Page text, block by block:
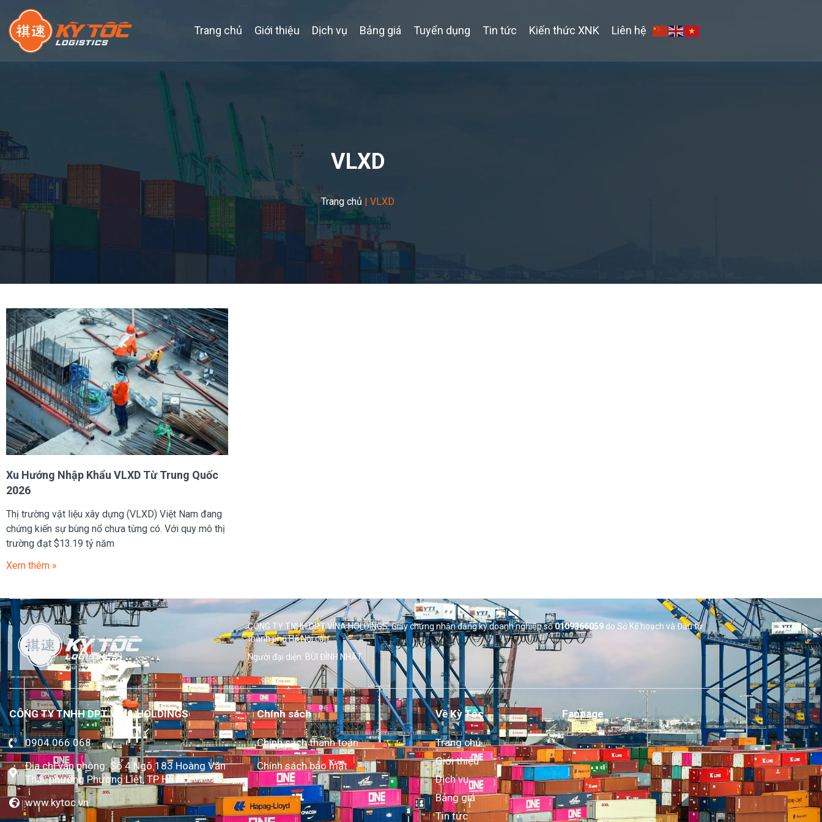
Trang chủ Giới thiệu Dịch vụ Bảng giá Tuyển dụng Tin tức Kiến thức XNK Liên hệ
VLXD
Trang chủ | VLXD
Xu Hướng Nhập Khẩu VLXD Từ Trung Quốc
2026
Thị trường vật liệu xây dựng (VLXD) Việt Nam đang
chứng kiến sự bùng nổ chưa từng có. Với quy mô thị
trường đạt $13.19 tỷ năm
Xem thêm »
CÔNG TY TNHH DPT VINA HOLDINGS. Giấy chứng nhận đăng ký doanh nghiệp số0109366059do Sở Kế hoạch và Đầu tư
thành phố Hà Nội cấp.
Người đại diện: BÙI ĐÌNH NHẬT
CÔNG TY TNHH DPT VINA HOLDINGS
0904.066.068
Địa chỉ văn phòng: Số 4 Ngõ 183 Hoàng Văn
Thái, phường Phương Liệt, TP Hà Nội
www.kytoc.vn
Chính sách
Chính sách thanh toán
Chính sách bảo mật
Về Kỳ Tốc
Trang chủ
Giới thiệu
Dịch vụ
Bảng giá
Tin tức
Fanpage